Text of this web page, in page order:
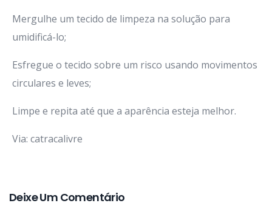
Mergulhe um tecido de limpeza na solução para
umidificá-lo;
Esfregue o tecido sobre um risco usando movimentos
circulares e leves;
Limpe e repita até que a aparência esteja melhor.
Via: catracalivre
Deixe Um Comentário